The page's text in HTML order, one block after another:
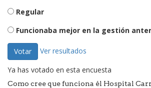
Regular
Funcionaba mejor en la gestión
Votar Ver resultados
Ya has votado en esta encuesta
Como cree que funciona él Hospital